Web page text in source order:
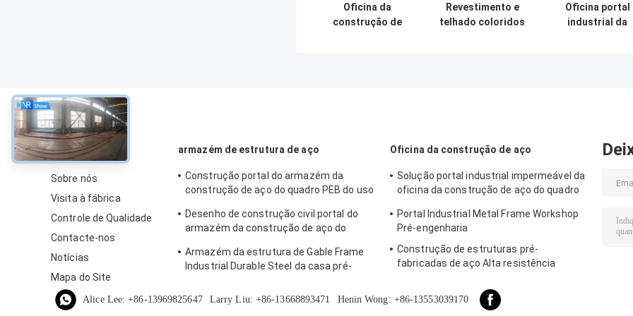
Oficina da
construção de
Revestimento e
telhado coloridos
Oficina portal
industrial da
sobre
Sobre nós
Visita à fábrica
Controle de Qualidade
Contacte-nos
Notícias
Mapa do Site
armazém de estrutura de aço
Construção portal do armazém da
construção de aço do quadro PEB do uso
Desenho de construção civil portal do
armazém da construção de aço do
Armazém da estrutura de Gable Frame
Industrial Durable Steel da casa pré-
Oficina da construção de aço
Solução portal industrial impermeável da
oficina da construção de aço do quadro
Portal Industrial Metal Frame Workshop
Pré-engenharia
Construção de estruturas pré-
fabricadas de aço Alta resistência
Alice Lee: +86-13969825647 Larry Liu: +86-13668893471 Henin Wong: +86-13553039170